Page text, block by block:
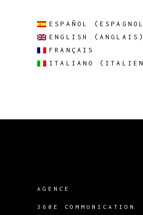
ESPAÑOL ( ESPAGNOL
ENGLISH
( ANGLAIS )
FRANÇAIS
ITALIANO
( ITALIEN
AGENCE
360E COMMUNICATION